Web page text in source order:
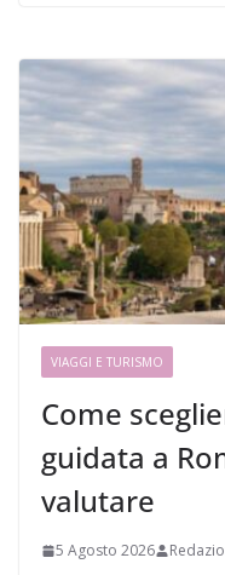
VIAGGI E TURISMO
Come
guidata a
valutare
5 Agosto 2026